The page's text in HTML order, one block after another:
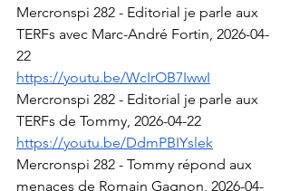
Mercronspi 282 - Editorial je parle aux
TERFs avec Marc-André Fortin, 2026-04-
22
https://youtu.be/WcIrOB7IwwI
Mercronspi 282 - Editorial je parle aux
TERFs de Tommy, 2026-04-22
https://youtu.be/DdmPBIYslek
Mercronspi 282 - Tommy répond aux
menaces de Romain Gagnon, 2026-04-